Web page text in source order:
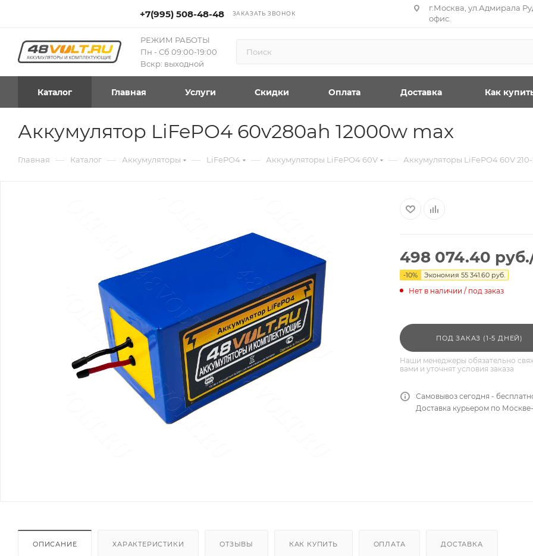
+7(995) 508-48-48 ЗАКАЗАТЬ ЗВОНОК
г.Москва, ул.Адмирала
офис.
РЕЖИМ РАБОТЫ
Пн - Сб 09:00-19:00
Вскр: выходной
Каталог Главная Услуги Скидки Оплата Доставка Как
Аккумулятор LiFePO4 60v280ah 12000w max
Главная — Каталог — Аккумуляторы — LiFePO4 — Аккумуляторы LiFePO4 60V — Аккумуляторы LiFePO4 60V
498 074.40 руб.
-10% Экономия 55 341.60 руб.
Нет в наличии / под заказ
ПОД ЗАКАЗ (1-5 ДНЕЙ)
Наши менеджеры обязательно
вами и уточнят условия заказа
Самовывоз сегодня -
Доставка курьером по
ОПИСАНИЕ ХАРАКТЕРИСТИКИ ОТЗЫВЫ КАК КУПИТЬ ОПЛАТА ДОСТАВКА